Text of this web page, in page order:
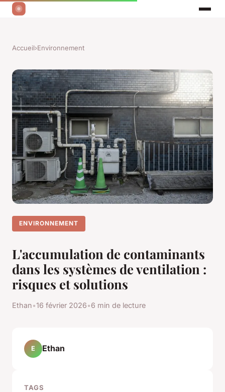
Accueil›Environnement
ENVIRONNEMENT
L'accumulation de contaminants
dans les systèmes de ventilation :
risques et solutions
Ethan•16 février 2026•6 min de lecture
E Ethan
TAGS